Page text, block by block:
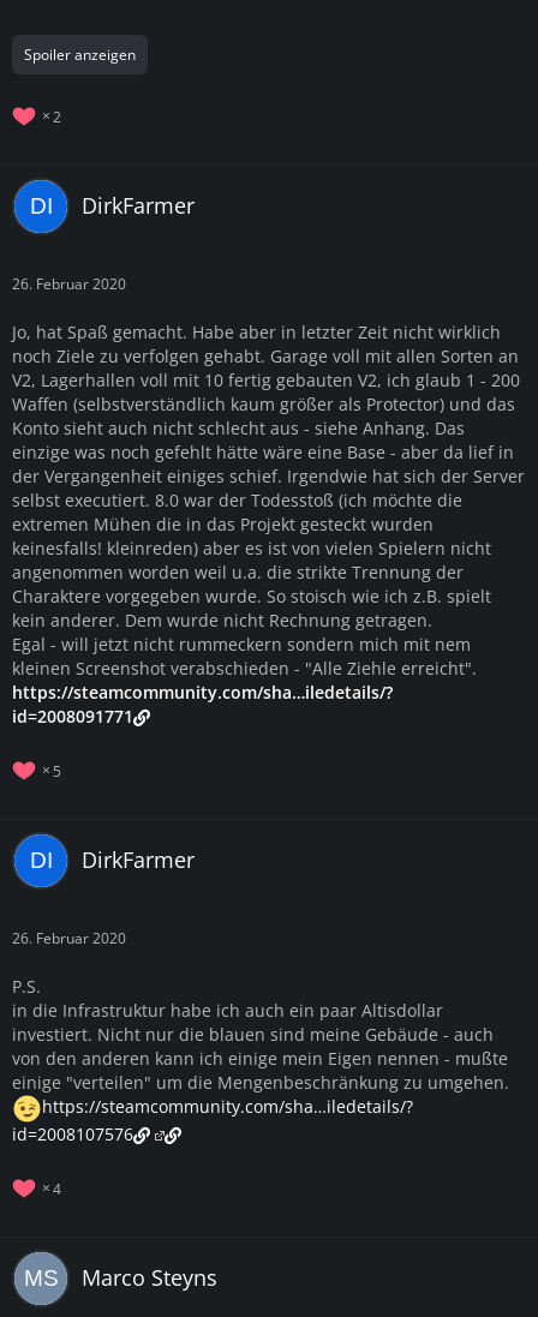
Spoiler anzeigen
2
DirkFarmer
26. Februar 2020
Jo, hat Spaß gemacht. Habe aber in letzter Zeit nicht wirklich
noch Ziele zu verfolgen gehabt. Garage voll mit allen Sorten an
V2, Lagerhallen voll mit 10 fertig gebauten V2, ich glaub 1 - 200
Waffen (selbstverständlich kaum größer als Protector) und das
Konto sieht auch nicht schlecht aus - siehe Anhang. Das
einzige was noch gefehlt hätte wäre eine Base - aber da lief in
der Vergangenheit einiges schief. Irgendwie hat sich der Server
selbst executiert. 8.0 war der Todesstoß (ich möchte die
extremen Mühen die in das Projekt gesteckt wurden
keinesfalls! kleinreden) aber es ist von vielen Spielern nicht
angenommen worden weil u.a. die strikte Trennung der
Charaktere vorgegeben wurde. So stoisch wie ich z.B. spielt
kein anderer. Dem wurde nicht Rechnung getragen.
Egal - will jetzt nicht rummeckern sondern mich mit nem
kleinen Screenshot verabschieden - "Alle Ziehle erreicht".
https://steamcommunity.com/sha…iledetails/?
id=2008091771
5
DirkFarmer
26. Februar 2020
P.S.
in die Infrastruktur habe ich auch ein paar Altisdollar
investiert. Nicht nur die blauen sind meine Gebäude - auch
von den anderen kann ich einige mein Eigen nennen - mußte
einige "verteilen" um die Mengenbeschränkung zu umgehen.
https://steamcommunity.com/sha…iledetails/?
id=2008107576
4
Marco Steyns